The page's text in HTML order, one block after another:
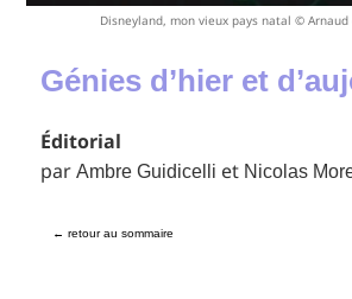
Disneyland, mon vieux pays natal ©
Génies d’hier et
Éditorial
parAmbre Guidicelli et Nicolas
← retour au sommaire